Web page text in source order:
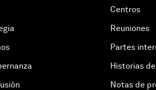
Centros
Reuniones
Partes
Historias
Notas de